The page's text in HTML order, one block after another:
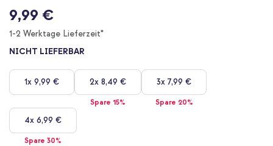
9,99 €
1-2 Werktage Lieferzeit*
NICHT LIEFERBAR
1x 9,99 € 2x 8,49 €
Spare 15%
3x 7,99 €
Spare 20%
4x 6,99 €
Spare 30%